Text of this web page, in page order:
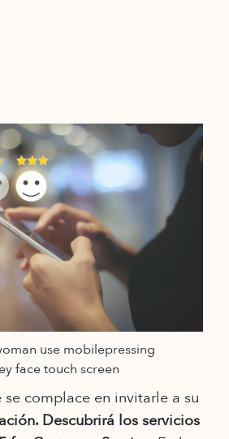
use mobilepressing
face touch screen
se complace en invitarle a su
Descubrirá los servicios